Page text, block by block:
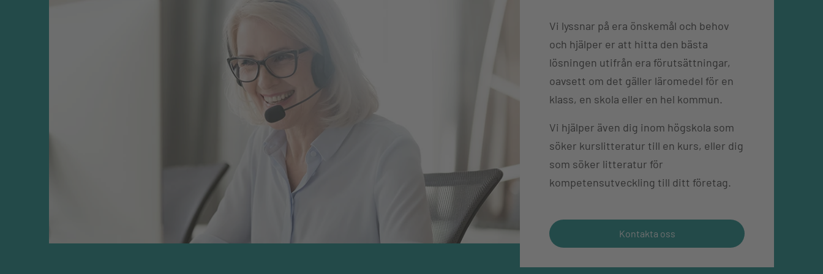
Vi lyssnar på era önskemål och behov
och hjälper er att hitta den bästa
lösningen utifrån era förutsättningar,
oavsett om det gäller läromedel för en
klass, en skola eller en hel kommun.
Vi hjälper även dig inom högskola som
söker kurslitteratur till en kurs, eller dig
som söker litteratur för
kompetensutveckling till ditt företag.
Kontakta oss